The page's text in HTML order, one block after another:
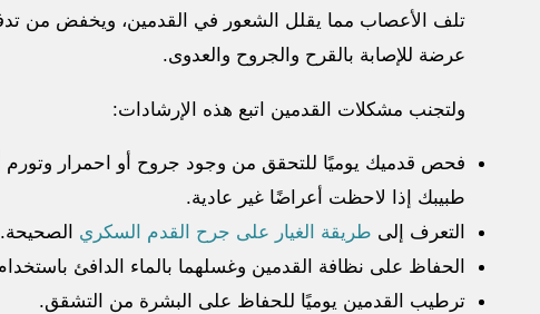
تلف الأعصاب مما يقلل الشعور في القدمين، ويخفض من
عرضة للإصابة بالقرح والجروح والعدوى.
ولتجنب مشكلات القدمين اتبع هذه الإرشادات:
فحص قدميك يوميًا للتحقق من وجود جروح أو احمرار
طبيبك إذا لاحظت أعراضًا غير عادية.
التعرف إلى طريقة الغيار على جرح القدم السكري الصحيحة.
الحفاظ على نظافة القدمين وغسلهما بالماء الدافئ
ترطيب القدمين يوميًا للحفاظ على البشرة من التشقق.